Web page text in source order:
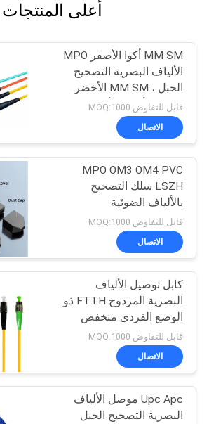
أعلى المنتجات
MM SM أكوا الأصفر MPO
الألياف البصرية التصحيح
الحبل ، MM SM الأخضر
الطائر الألياف الأزرق
قابل للتفاوض MOQ:1000
الاتصال
MPO OM3 OM4 PVC
LSZH سلك التصحيح
بالألياف الضوئية
قابل للتفاوض MOQ:1000
الاتصال
كابل توصيل الألياف
البصرية المزدوج FTTH ذو
الوضع الفردي منخفض
فقدان الإدراج
قابل للتفاوض MOQ:1000
الاتصال
Upc Apc موصل الألياف
البصرية التصحيح الحبل